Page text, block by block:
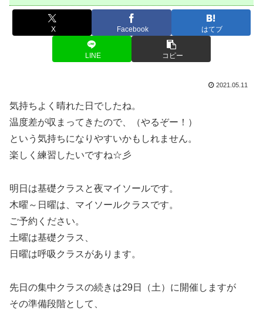
X Facebook はてブ
LINE コピー
2021.05.11
気持ちよく晴れた日でしたね。
温度差が収まってきたので、（やるぞー！）
という気持ちになりやすいかもしれません。
楽しく練習したいですね☆彡
明日は基礎クラスと夜マイソールです。
木曜～日曜は、マイソールクラスです。
ご予約ください。
土曜は基礎クラス、
日曜は呼吸クラスがあります。
先日の集中クラスの続きは29日（土）に開催しますが
その準備段階として、